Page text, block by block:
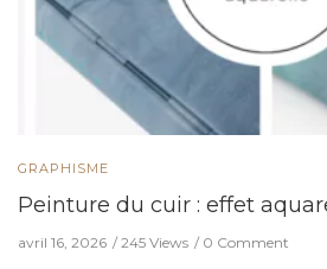
GRAPHISME
Peinture du cuir : effet
avril 16, 2026 245 Views 0 Comment